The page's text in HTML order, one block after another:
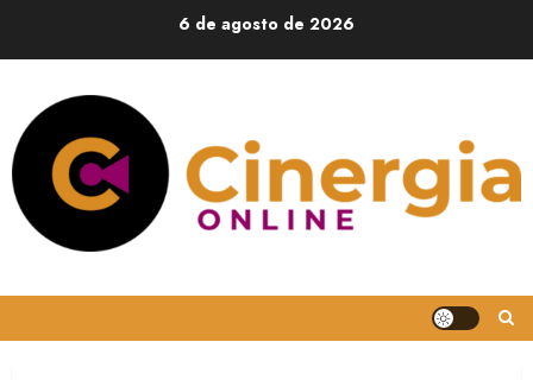
6 de agosto de 2026